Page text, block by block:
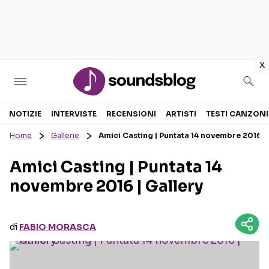
x
Sezioni
RECENSIONI MUSICALI
INTERVISTE
TESTI CANZONI
TOUR ED EVENTI
NOTIZIE INTERVISTE RECENSIONI ARTISTI TESTI CANZONI
Home Gallerie Amici Casting | Puntata 14 novembre 2016
Amici Casting | Puntata 14
novembre 2016 | Gallery
di FABIO MORASCA